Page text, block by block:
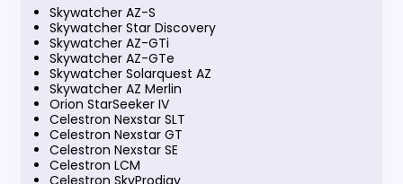
Skywatcher AZ-S
Skywatcher Star Discovery
Skywatcher AZ-GTi
Skywatcher AZ-GTe
Skywatcher Solarquest AZ
Skywatcher AZ Merlin
Orion StarSeeker IV
Celestron Nexstar SLT
Celestron Nexstar GT
Celestron Nexstar SE
Celestron LCM